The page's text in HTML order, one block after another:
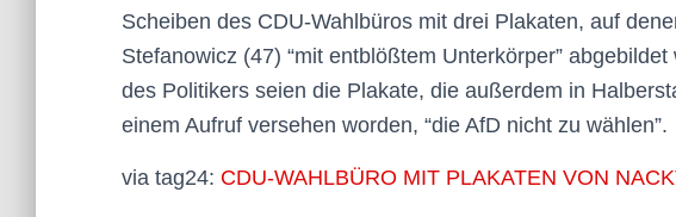
Scheiben des CDU-Wahlbüros mit drei Plakaten, auf
Stefanowicz (47) “mit entblößtem Unterkörper”
des Politikers seien die Plakate, die außerdem in
einem Aufruf versehen worden, “die AfD nicht zu wählen”.
via tag24: CDU-WAHLBÜRO MIT PLAKATEN VON